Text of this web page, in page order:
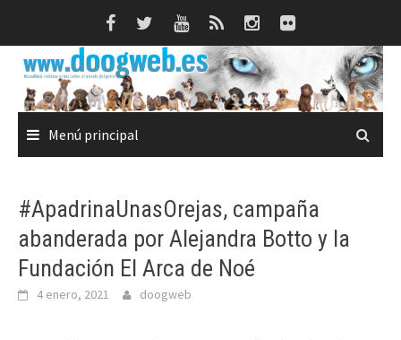
Menú principal
#ApadrinaUnasOrejas, campaña
abanderada por Alejandra Botto y la
Fundación El Arca de Noé
4 enero, 2021 doogweb